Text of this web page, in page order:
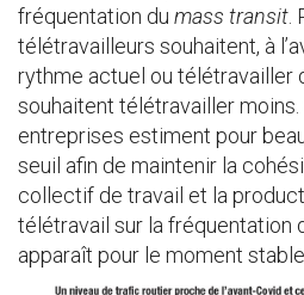
fréquentation du mass transit
télétravailleurs souhaitent, à
rythme actuel ou télétravailler
souhaitent télétravailler moins.
entreprises estiment pour
seuil afin de maintenir la
collectif de travail et la
télétravail sur la fréquentation
apparaît pour le moment stable.